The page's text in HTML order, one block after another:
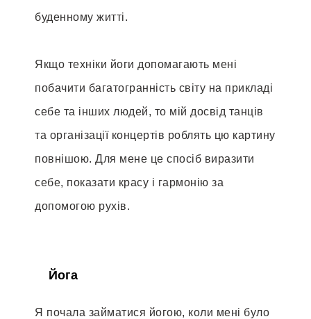
буденному житті.
Якщо техніки йоги допомагають мені
побачити багатогранність світу на прикладі
себе та інших людей, то мій досвід танців
та організації концертів роблять цю картину
повнішою. Для мене це спосіб виразити
себе, показати красу і гармонію за
допомогою рухів.
Йога
Я почала займатися йогою, коли мені було